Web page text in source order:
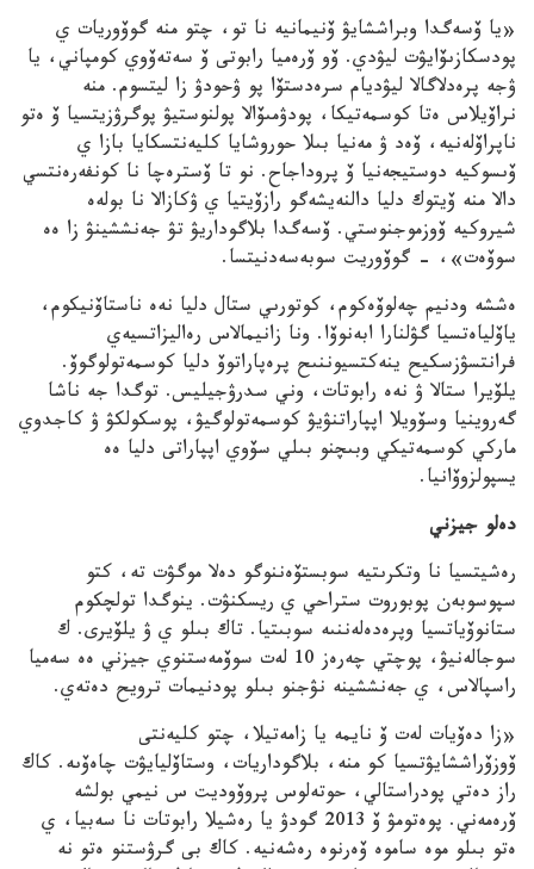
«يا ۆسەگدا وبراششايۋ ۆنيمانيە نا تو، چتو منە گوۆوريات ي
پودسكازىۆايۋت ليۋدي. ۆو ۆرەميا رابوتى ۆ سەتەۆوي كومپاني، يا
ۋجە پرەدلاگالا ليۋديام سرەدستۆا پو ۋحودۋ زا ليتسوم. منە
نراۆيلاس ەتا كوسمەتيكا، پودۋمىۆالا پولنوستيۋ پوگرۋزيتسيا ۆ ەتو
ناپراۆلەنيە، ۆەد ۋ مەنيا بىلا حوروشايا كليەنتسكايا بازا ي
ۆىسوكيە دوستيجەنيا ۆ پروداجاح. نو تا ۆسترەچا نا كونفەرەنتسي
دالا منە ۆيتوك دليا دالنەيشەگو رازۆيتيا ي ۋكازالا نا بولەە
شيروكيە ۆوزموجنوستي. ۆسەگدا بلاگوداريۋ تۋ جەنششينۋ زا ەە
سوۆەت»، – گوۆوريت سوبەسەدنيتسا.
ەششە ودنيم چەلوۆەكوم، كوتورىي ستال دليا نەە ناستاۆنيكوم،
ياۆلياەتسيا گۋلنارا ابەنوۆا. ونا زانيمالاس رەاليزاتسيەي
فرانتسۋزسكيح ينەكتسيوننىح پرەپاراتوۆ دليا كوسمەتولوگوۆ.
يلۆيرا ستالا ۋ نەە رابوتات، وني سدرۋجيليس. توگدا جە ناشا
گەروينيا وسۆويلا اپپاراتنۋيۋ كوسمەتولوگيۋ، پوسكولكۋ ۋ كاجدوي
ماركي كوسمەتيكي وبىچنو بىلي سۆوي اپپاراتى دليا ەە
يسپولزوۆانيا.
دەلو جيزني
رەشيتسيا نا وتكرىتيە سوبستۆەننوگو دەلا موگۋت تە، كتو
سپوسوبەن پوبوروت ستراحي ي ريسكنۋت. ينوگدا تولچكوم
ستانوۆياتسيا وپرەدەلەننىە سوبىتيا. تاك بىلو ي ۋ يلۆيرى. ك
سوجالەنيۋ، پوچتي چەرەز 10 لەت سوۆمەستنوي جيزني ەە سەميا
راسپالاس، ي جەنششينە نۋجنو بىلو پودنيمات ترويح دەتەي.
«زا دەۆيات لەت ۆ نايمە يا زامەتيلا، چتو كليەنتى
ۆوزۆراششايۋتسيا كو منە، بلاگوداريات، وستاۆليايۋت چاەۆىە. كاك
راز دەتي پودراستالي، حوتەلوس پروۆوديت س نيمي بولشە
ۆرەمەني. پوەتومۋ ۆ 2013 گودۋ يا رەشيلا رابوتات نا سەبيا، ي
ەتو بىلو موە ساموە ۆەرنوە رەشەنيە. كاك بى گرۋستنو ەتو نە